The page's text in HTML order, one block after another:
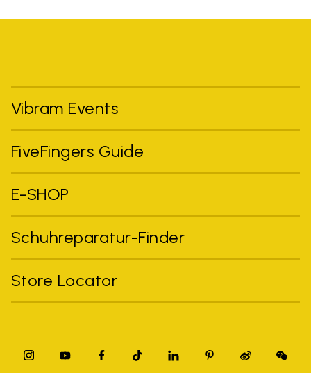
Vibram Events
FiveFingers Guide
E-SHOP
Schuhreparatur-Finder
Store Locator